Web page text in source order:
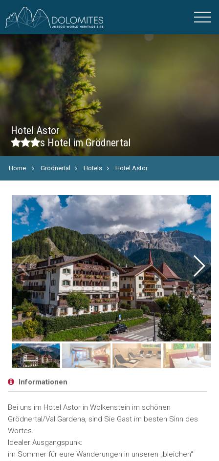
Hotel Astor
sHotel im Grödnertal
Home Grödnertal Hotels Hotel Astor
Informationen
Bei uns im Hotel Astor in Wolkenstein im schönen
Grödnertal/Val Gardena, sind Sie Gast im besten Sinn des
Wortes.
Idealer Ausgangspunk:
im Sommer für eure Wanderungen in unseren „bleichen“